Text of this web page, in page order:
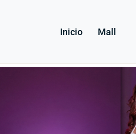
Inicio Mall